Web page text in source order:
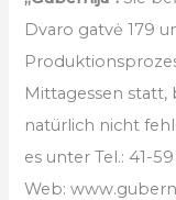
Dvaro gatvė 179
Mittagessen statt,
natürlich nicht
es unter Tel.: 41-
Web: